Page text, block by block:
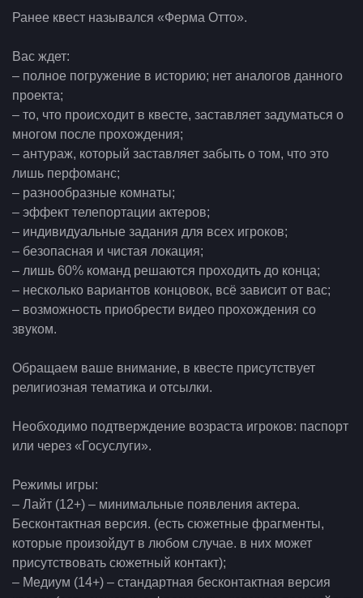
Ранее квест назывался «Ферма Отто».
Вас ждет:
– полное погружение в историю; нет аналогов данного
проекта;
– то, что происходит в квесте, заставляет задуматься о
многом после прохождения;
– антураж, который заставляет забыть о том, что это
лишь перфоманс;
– разнообразные комнаты;
– эффект телепортации актеров;
– индивидуальные задания для всех игроков;
– безопасная и чистая локация;
– лишь 60% команд решаются проходить до конца;
– несколько вариантов концовок, всё зависит от вас;
– возможность приобрести видео прохождения со
звуком.
Обращаем ваше внимание, в квесте присутствует
религиозная тематика и отсылки.
Необходимо подтверждение возраста игроков: паспорт
или через «Госуслуги».
Режимы игры:
– Лайт (12+) – минимальные появления актера.
Бесконтактная версия. (есть сюжетные фрагменты,
которые произойдут в любом случае. в них может
присутствовать сюжетный контакт);
– Медиум (14+) – стандартная бесконтактная версия